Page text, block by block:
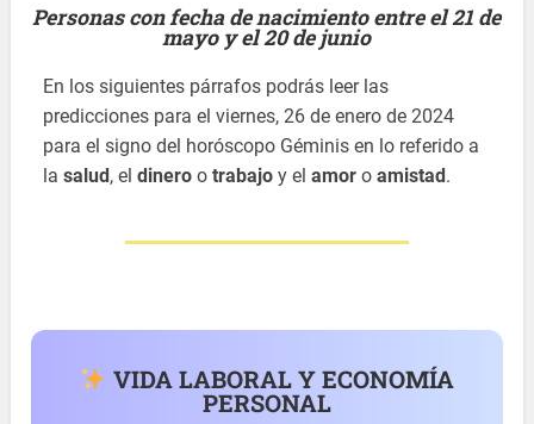
Personas con fecha de nacimiento entre el 21 de
mayo y el 20 de junio
En los siguientes párrafos podrás leer las
predicciones para el viernes, 26 de enero de 2024
para el signo del horóscopo Géminis en lo referido a
lasalud , eldinero otrabajo y elamor oamistad .
VIDA LABORAL Y ECONOMÍA
PERSONAL